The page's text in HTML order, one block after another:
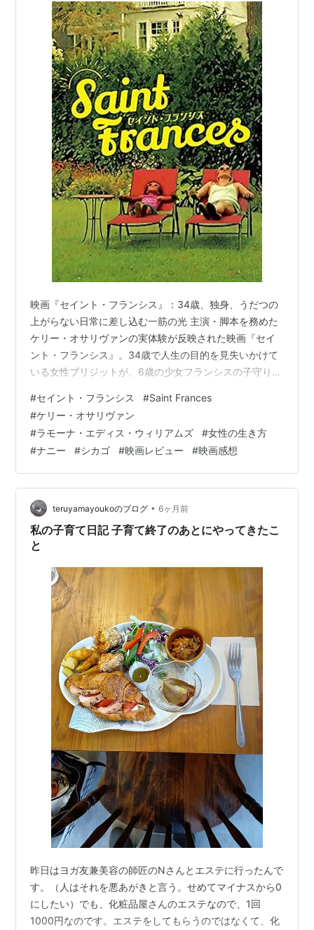
映画『セイント・フランシス』：34歳、独身、うだつの
上がらない日常に差し込む一筋の光 主演・脚本を務めた
ケリー・オサリヴァンの実体験が反映された映画『セイ
ント・フランシス』。34歳で人生の目的を見失いかけて
いる女性ブリジットが、6歳の少女フランシスの子守り
歴、同性愛、人種、そして女性特有の身体の悩みなど、
現代社会に生きる人々が直面する生々しい現実を、鋭く
も温かい視点で描き出しています。
#セイント・フランシス #Saint Frances
#ケリー・オサリヴァン
#ラモーナ・エディス・ウィリアムズ #女性の生き方
#ナニー #シカゴ #映画レビュー #映画感想
teruyamayoukoのブログ • 6ヶ月前
私の子育て日記 子育て終了のあとにやってきたこ
と
昨日はヨガ友兼美容の師匠のNさんとエステに行ったんで
す。（人はそれを悪あがきと言う。せめてマイナスから0
にしたい）でも、化粧品屋さんのエステなので、1回
1000円なのです。エステをしてもらうのではなくて、化